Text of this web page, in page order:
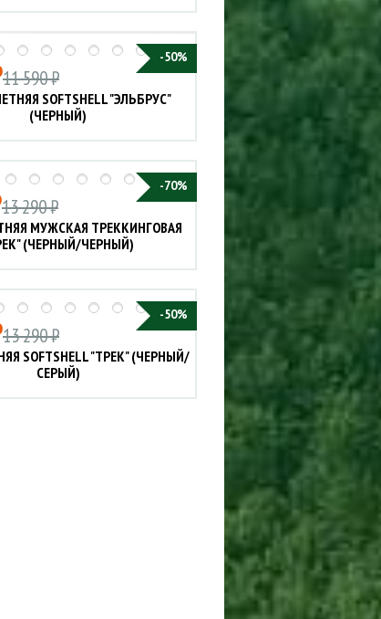
-50%
11 590 ₽
SOFTSHELL "ЭЛЬБРУС"
(ЧЕРНЫЙ)
-70%
13 290 ₽
МУЖСКАЯ ТРЕККИНГОВАЯ
(ЧЕРНЫЙ/ЧЕРНЫЙ)
-50%
13 290 ₽
SOFTSHELL "ТРЕК" (ЧЕРНЫЙ/
СЕРЫЙ)